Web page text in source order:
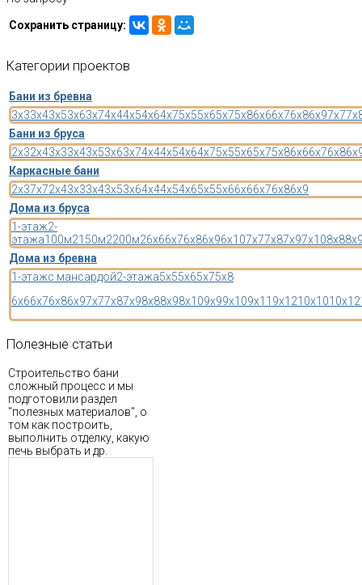
Сохранить страницу:
Категории проектов
Бани из бревна
3x33x43x53x63x74x44x54x64x75x55x65x75x86x66x76x86x97x7
Бани из бруса
2x32x43x33x43x53x63x74x44x54x64x75x55x65x75x86x66x76x8
Каркасные бани
2x37x72x43x33x43x53x64x44x54x65x55x66x66x76x86x9
Дома из бруса
1-этаж2-
этажа100м2150м2200м26x66x76x86x96x107x77x87x97x108x8
Дома из бревна
1-этажс мансардой2-этажа5x55x65x75x8
6x66x76x86x97x77x87x98x88x98x109x99x109x11 9x1210x1010x12
Полезные статьи
Строительство бани
сложный процесс и мы
подготовили раздел
"полезных материалов", о
том как построить,
выполнить отделку, какую
печь выбрать и др.